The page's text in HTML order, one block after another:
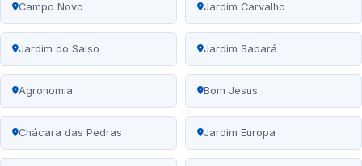
Campo Novo Jardim Carvalho
Jardim do Salso Jardim Sabará
Agronomia Bom Jesus
Chácara das Pedras Jardim Europa